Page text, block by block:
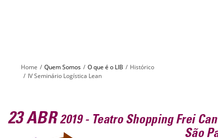
Home Quem Somos O que é o LIB
Histórico
IV Seminário Logística Lean